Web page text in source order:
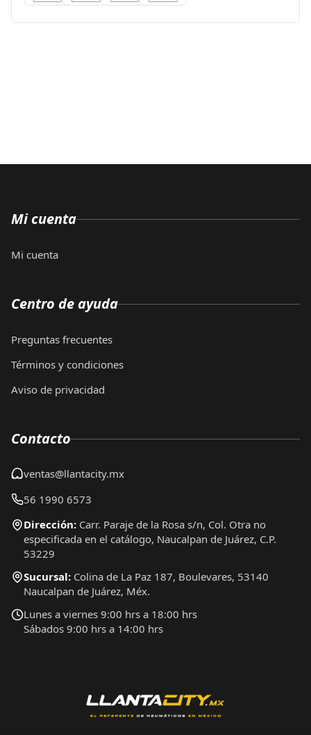
Mi cuenta
Mi cuenta
Centro de ayuda
Preguntas frecuentes
Términos y condiciones
Aviso de privacidad
Contacto
ventas@llantacity.mx
56 1990 6573
Dirección: Carr. Paraje de la Rosa s/n, Col. Otra no
especificada en el catálogo, Naucalpan de Juárez, C.P.
53229
Sucursal: Colina de La Paz 187, Boulevares, 53140
Naucalpan de Juárez, Méx.
Lunes a viernes 9:00 hrs a 18:00 hrs
Sábados 9:00 hrs a 14:00 hrs